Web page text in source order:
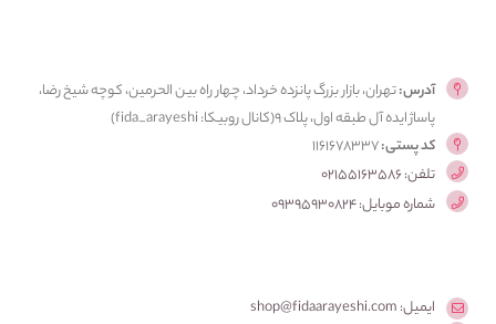
آدرس:تهران، بازار بزرگ پانزده خرداد، چهار راه بین الحرمین، کوچه شیخ رضا،
پاساژ ایده آل طبقه اول، پلاک ۹(کانال روبیکا: fida_arayeshi)
کد پستی:1161678337
تلفن: 02155163586
شماره موبایل: 09395930824
ایمیل: shop@fidaarayeshi.com